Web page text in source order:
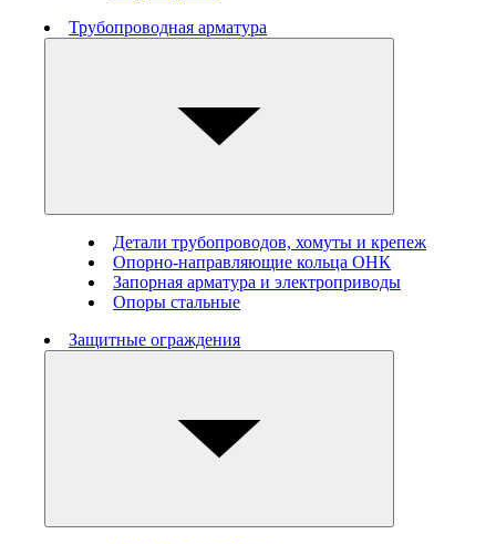
Трубопроводная арматура
Детали трубопроводов, хомуты и крепеж
Опорно-направляющие кольца ОНК
Запорная арматура и электроприводы
Опоры стальные
Защитные ограждения